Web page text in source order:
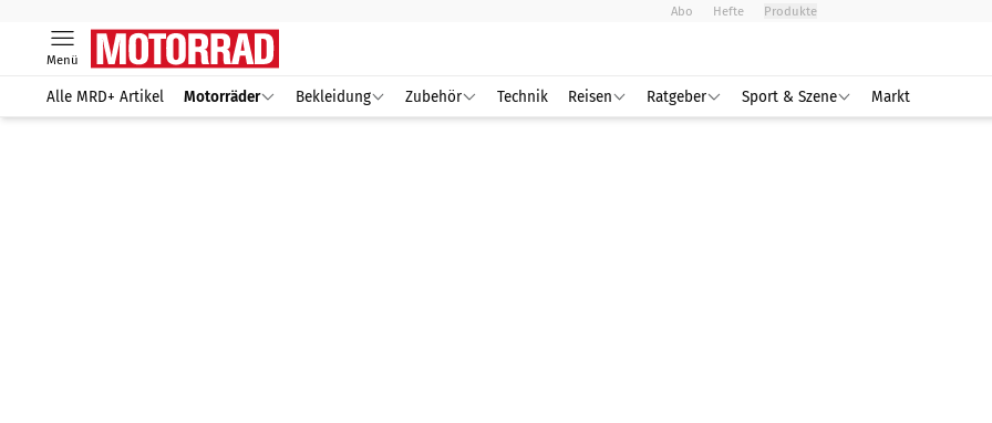
Abo Hefte Produkte
Menü
Alle MRD+ Artikel Motorräder Bekleidung Zubehör Technik Reisen Ratgeber Sport & Szene Markt